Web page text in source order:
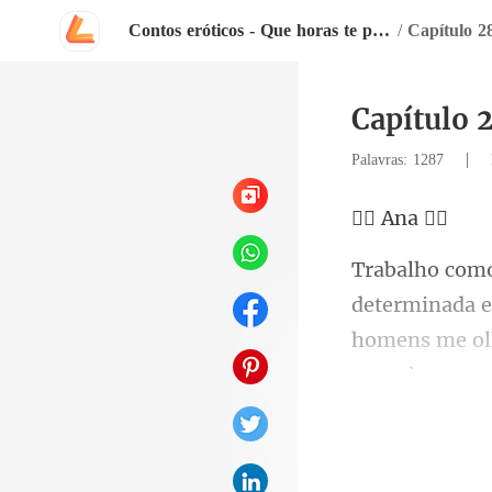
Contos eróticos - Que horas te pego / Capítulo
Capítulo
Palavras: 1287 |
Ana
homens me